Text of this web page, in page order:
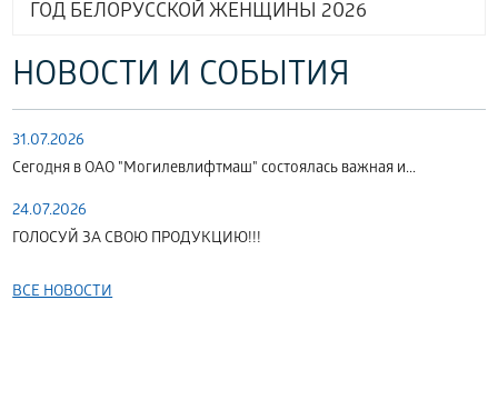
ГОД БЕЛОРУССКОЙ ЖЕНЩИНЫ 2026
НОВОСТИ И СОБЫТИЯ
31.07.2026
Сегодня в ОАО "Могилевлифтмаш" состоялась важная и...
24.07.2026
ГОЛОСУЙ ЗА СВОЮ ПРОДУКЦИЮ!!!
ВСЕ НОВОСТИ